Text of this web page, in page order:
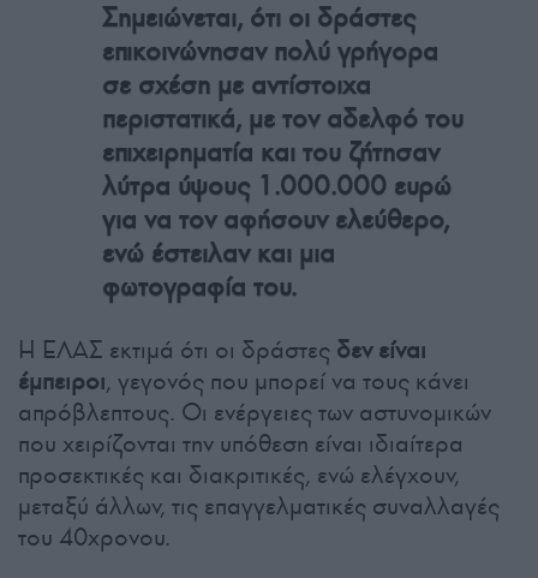
Σημειώνεται, ότι οι δράστες
επικοινώνησαν πολύ γρήγορα
σε σχέση με αντίστοιχα
περιστατικά, με τον αδελφό του
επιχειρηματία και του ζήτησαν
λύτρα ύψους 1.000.000 ευρώ
για να τον αφήσουν ελεύθερο,
ενώ έστειλαν και μια
φωτογραφία του.
Η ΕΛΑΣ εκτιμά ότι οι δράστες δεν είναι
έμπειροι, γεγονός που μπορεί να τους κάνει
απρόβλεπτους. Οι ενέργειες των αστυνομικών
που χειρίζονται την υπόθεση είναι ιδιαίτερα
προσεκτικές και διακριτικές, ενώ ελέγχουν,
μεταξύ άλλων, τις επαγγελματικές συναλλαγές
του 40χρονου.